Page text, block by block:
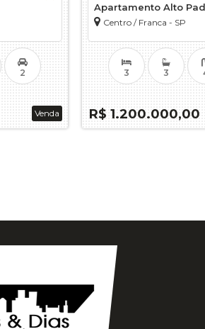
Venda
2
Apartamento Alto
Centro / Franca - SP
R$ 1.200.000,00
3 3